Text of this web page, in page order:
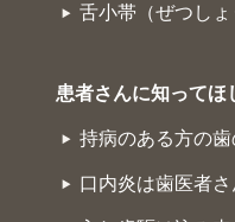
舌小帯（ぜつし
患者さんに知ってほ
持病のある方の歯
口内炎は歯医者